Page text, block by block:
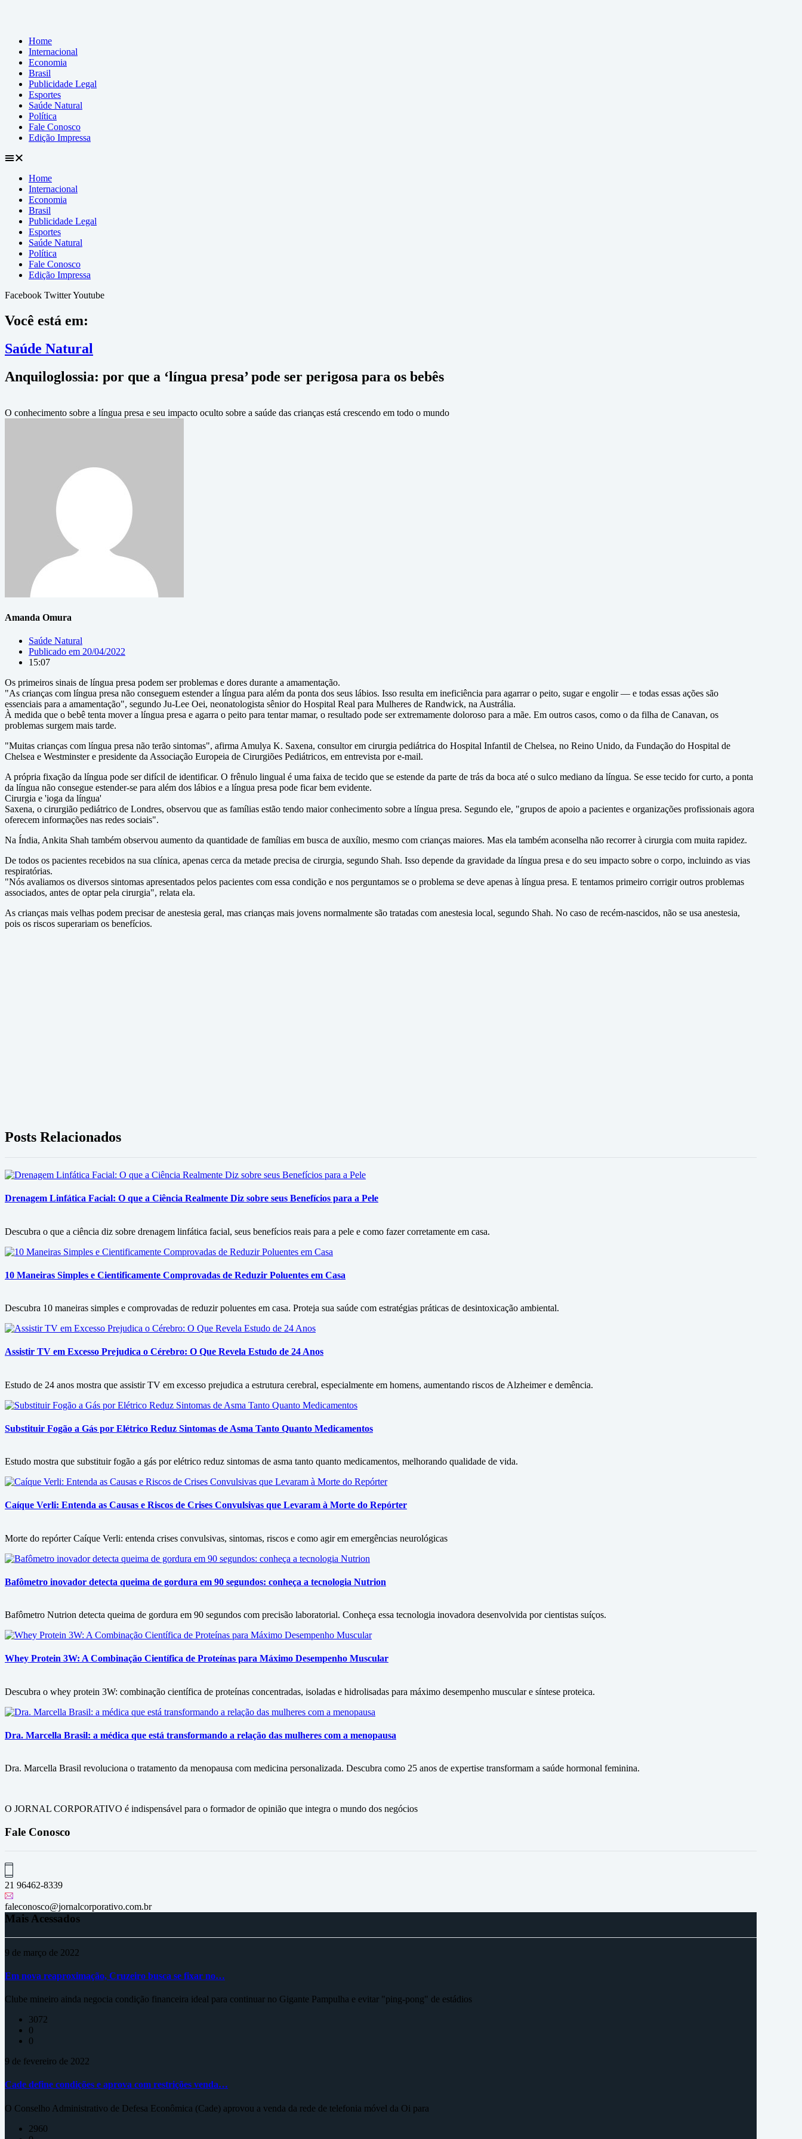
Home
Internacional
Economia
Brasil
Publicidade Legal
Esportes
Saúde Natural
Política
Fale Conosco
Edição Impressa
Home
Internacional
Economia
Brasil
Publicidade Legal
Esportes
Saúde Natural
Política
Fale Conosco
Edição Impressa
Facebook TwitterYoutube
Você está em:
Saúde Natural
Anquiloglossia: por que a ‘língua presa’ pode ser perigosa para os bebês
O conhecimento sobre a língua presa e seu impacto oculto sobre a saúde das crianças está crescendo em todo o mundo
Amanda Omura
Saúde Natural
Publicado em 20/04/2022
15:07
Os primeiros sinais de língua presa podem ser problemas e dores durante a amamentação.
"As crianças com língua presa não conseguem estender a língua para além da ponta dos seus lábios. Isso resulta em ineficiência para agarrar o peito, sugar e engolir — e todas essas ações são
essenciais para a amamentação", segundo Ju-Lee Oei, neonatologista sênior do Hospital Real para Mulheres de Randwick, na Austrália.
À medida que o bebê tenta mover a língua presa e agarra o peito para tentar mamar, o resultado pode ser extremamente doloroso para a mãe. Em outros casos, como o da filha de Canavan, os
problemas surgem mais tarde.
"Muitas crianças com língua presa não terão sintomas", afirma Amulya K. Saxena, consultor em cirurgia pediátrica do Hospital Infantil de Chelsea, no Reino Unido, da Fundação do Hospital de
Chelsea e Westminster e presidente da Associação Europeia de Cirurgiões Pediátricos, em entrevista por e-mail.
A própria fixação da língua pode ser difícil de identificar. O frênulo lingual é uma faixa de tecido que se estende da parte de trás da boca até o sulco mediano da língua. Se esse tecido for curto, a ponta
da língua não consegue estender-se para além dos lábios e a língua presa pode ficar bem evidente.
Cirurgia e 'ioga da língua'
Saxena, o cirurgião pediátrico de Londres, observou que as famílias estão tendo maior conhecimento sobre a língua presa. Segundo ele, "grupos de apoio a pacientes e organizações profissionais agora
oferecem informações nas redes sociais".
Na Índia, Ankita Shah também observou aumento da quantidade de famílias em busca de auxílio, mesmo com crianças maiores. Mas ela também aconselha não recorrer à cirurgia com muita rapidez.
De todos os pacientes recebidos na sua clínica, apenas cerca da metade precisa de cirurgia, segundo Shah. Isso depende da gravidade da língua presa e do seu impacto sobre o corpo, incluindo as vias
respiratórias.
"Nós avaliamos os diversos sintomas apresentados pelos pacientes com essa condição e nos perguntamos se o problema se deve apenas à língua presa. E tentamos primeiro corrigir outros problemas
associados, antes de optar pela cirurgia", relata ela.
As crianças mais velhas podem precisar de anestesia geral, mas crianças mais jovens normalmente são tratadas com anestesia local, segundo Shah. No caso de recém-nascidos, não se usa anestesia,
pois os riscos superariam os benefícios.
Posts Relacionados
Drenagem Linfática Facial: O que a Ciência Realmente Diz sobre seus Benefícios para a Pele
Descubra o que a ciência diz sobre drenagem linfática facial, seus benefícios reais para a pele e como fazer corretamente em casa.
10 Maneiras Simples e Cientificamente Comprovadas de Reduzir Poluentes em Casa
Descubra 10 maneiras simples e comprovadas de reduzir poluentes em casa. Proteja sua saúde com estratégias práticas de desintoxicação ambiental.
Assistir TV em Excesso Prejudica o Cérebro: O Que Revela Estudo de 24 Anos
Estudo de 24 anos mostra que assistir TV em excesso prejudica a estrutura cerebral, especialmente em homens, aumentando riscos de Alzheimer e demência.
Substituir Fogão a Gás por Elétrico Reduz Sintomas de Asma Tanto Quanto Medicamentos
Estudo mostra que substituir fogão a gás por elétrico reduz sintomas de asma tanto quanto medicamentos, melhorando qualidade de vida.
Caíque Verli: Entenda as Causas e Riscos de Crises Convulsivas que Levaram à Morte do Repórter
Morte do repórter Caíque Verli: entenda crises convulsivas, sintomas, riscos e como agir em emergências neurológicas
Bafômetro inovador detecta queima de gordura em 90 segundos: conheça a tecnologia Nutrion
Bafômetro Nutrion detecta queima de gordura em 90 segundos com precisão laboratorial. Conheça essa tecnologia inovadora desenvolvida por cientistas suíços.
Whey Protein 3W: A Combinação Científica de Proteínas para Máximo Desempenho Muscular
Descubra o whey protein 3W: combinação científica de proteínas concentradas, isoladas e hidrolisadas para máximo desempenho muscular e síntese proteica.
Dra. Marcella Brasil: a médica que está transformando a relação das mulheres com a menopausa
Dra. Marcella Brasil revoluciona o tratamento da menopausa com medicina personalizada. Descubra como 25 anos de expertise transformam a saúde hormonal feminina.
O JORNAL CORPORATIVO é indispensável para o formador de opinião que integra o mundo dos negócios
Fale Conosco
21 96462-8339
faleconosco@jornalcorporativo.com.br
Mais Acessados
9 de março de 2022
Em nova reaproximação, Cruzeiro busca se fixar no…
Clube mineiro ainda negocia condição financeira ideal para continuar no Gigante Pampulha e evitar "ping-pong" de estádios
3072
0
0
9 de fevereiro de 2022
Cade define condições e aprova com restrições venda…
O Conselho Administrativo de Defesa Econômica (Cade) aprovou a venda da rede de telefonia móvel da Oi para
2960